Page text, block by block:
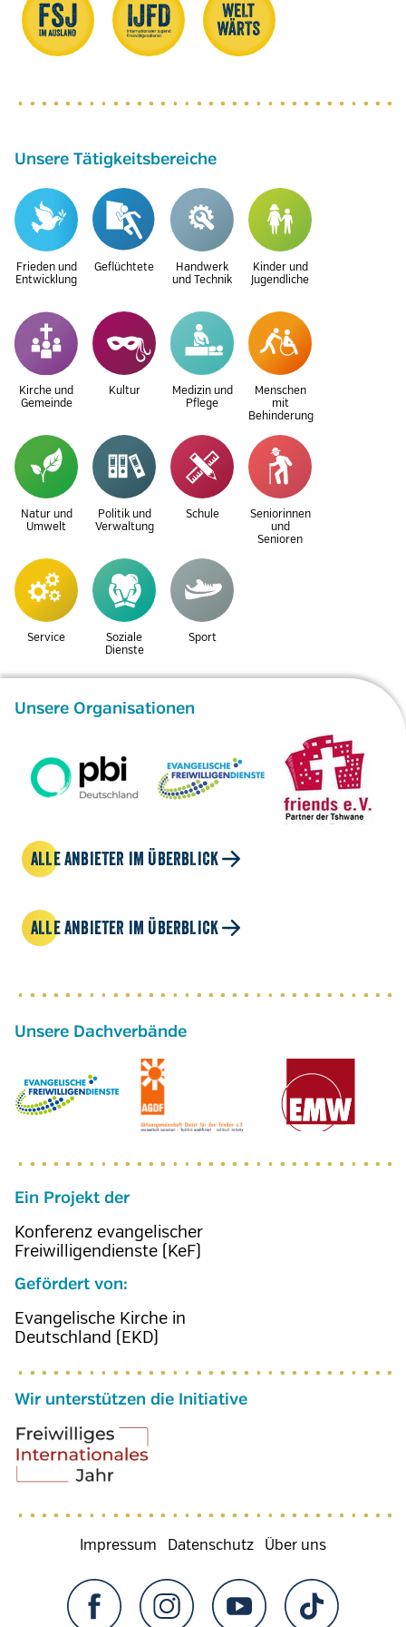
Unsere Tätigkeitsbereiche
Frieden und
Entwicklung
Geflüchtete
Handwerk
und Technik
Kinder und
Jugendliche
Kirche und
Gemeinde
Kultur
Medizin und
Pflege
Menschen
mit
Behinderung
Natur und
Umwelt
Politik und
Verwaltung
Schule
Seniorinnen
und
Senioren
Service
Soziale
Dienste
Sport
Unsere Organisationen
ALLE ANBIETER IM ÜBERBLICK
ALLE ANBIETER IM ÜBERBLICK
Ein Projekt der
Konferenz evangelischer
Freiwilligendienste (KeF)
Gefördert von:
Evangelische Kirche in
Deutschland (EKD)
Wir unterstützen die Initiative
Fußzeilenmenü
Impressum Datenschutz Über uns